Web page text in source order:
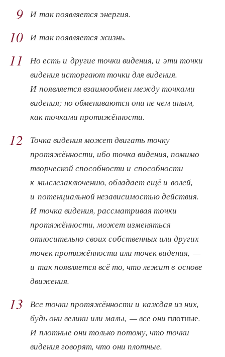
9 И так появляется энергия.
10 И так появляется жизнь.
11
Но есть и другие точки видения, и эти точки
видения исторгают точки для видения.
И появляется взаимообмен между точками
видения; но обмениваются они не чем иным,
как точками протяжённости.
12
Точка видения может двигать точку
протяжённости, ибо точка видения, помимо
творческой способности и способности
к мыслезаключению, обладает ещё и волей,
и потенциальной независимостью действия.
И точка видения, рассматривая точки
протяжённости, может изменяться
относительно своих собственных или других
точек протяжённости или точек видения, —
и так появляется всё то, что лежит в основе
движения.
13
Все точки протяжённости и каждая из них,
будь они велики или малы, — все они плотные.
И плотные они только потому, что точки
видения говорят, что они плотные.